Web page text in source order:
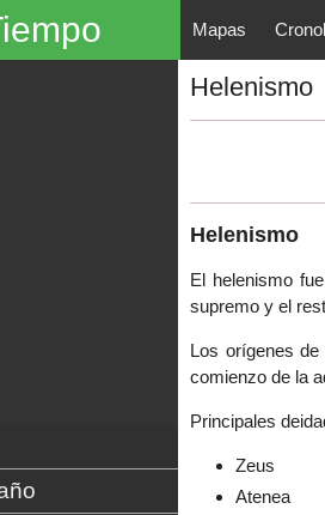
Mapas
hasta nuestros
Mapas
Helenismo
Helenismo
El helenismo
supremo y el
Los orígenes
comienzo de la
Principales
Zeus
Atenea